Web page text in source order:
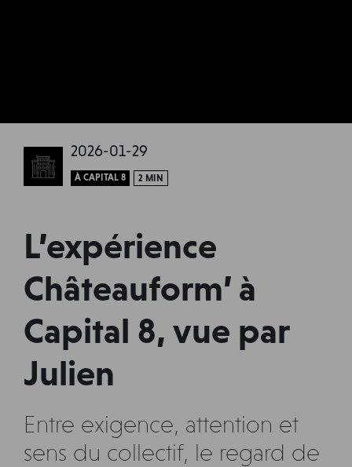
2026-01-29
À CAPITAL 8 2 MIN
L’expérience
Châteauform’ à
Capital 8, vue par
Julien
Entre exigence, attention et
sens du collectif, le regard de